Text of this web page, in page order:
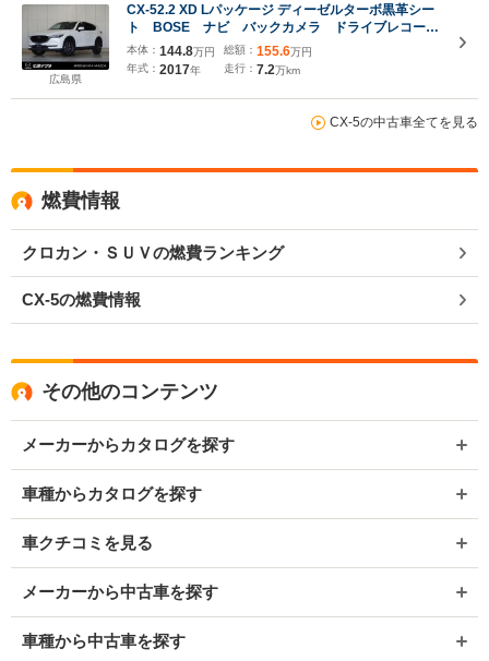
広島県
CX-52.2 XD Lパッケージ ディーゼルターボ黒革シー
ト BOSE ナビ バックカメラ ドライブレコーダ
ー ETC 障害物センサー マツダ・レーダー・クル
ーズ・コントロール シートヒーター 電動シート
電動リアゲート ブラインド・スポット・モニタリン
グ
本体： 144.8万円
年式： 2017年
総額： 155.6万円
走行： 7.2万km
CX-5の中古車全てを見る
燃費情報
クロカン・ＳＵＶの燃費ランキング
CX-5の燃費情報
その他のコンテンツ
メーカーからカタログを探す
車種からカタログを探す
車クチコミを見る
メーカーから中古車を探す
車種から中古車を探す